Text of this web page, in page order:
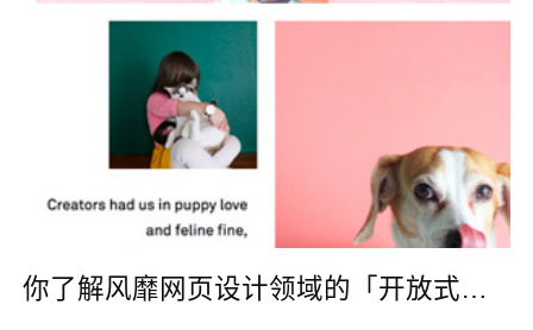
你了解风靡网页设计领域的「开放式布局」嘛？